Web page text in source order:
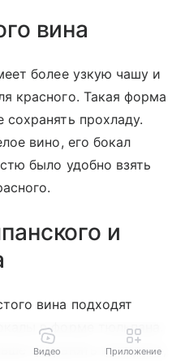
вина
более узкую чашу и
красного. Такая форма
прохладу.
вино, его бокал
было удобно взять
и
вина подходят
в форме тюльпана.
сохранять пузырьки,
Видео Приложение